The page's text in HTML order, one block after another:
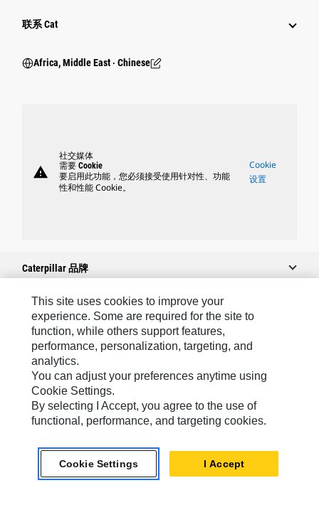
行业
联系 Cat
Africa, Middle East ‧ Chinese
warning
社交媒体
需要 Cookie
要启用此功能，您必须接受使用针对性、功能
性和性能 Cookie。
Cookie
设置
Caterpillar 品牌
Caterpillar.com
联系 Caterpillar
我的营销首选项
站点地图
Cookie Settings
This site uses cookies to improve your
experience. Some are required for the site to
function, while others support features,
performance, personalization, targeting, and
analytics.
You can adjust your preferences anytime using
Cookie Settings.
By selecting I Accept, you agree to the use of
functional, performance, and targeting cookies.
Cookie Settings I Accept